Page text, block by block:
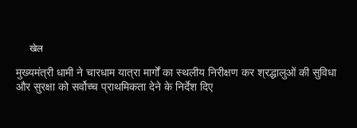
खेल
मुख्यमंत्री धामी ने चारधाम यात्रा मार्गों का स्थलीय निरीक्षण कर श्रद्धालुओं की सुविधा
और सुरक्षा को सर्वोच्च प्राथमिकता देने के निर्देश दिए